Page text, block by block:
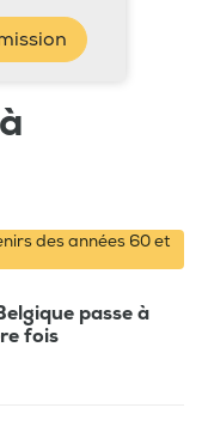
des années 60 et
passe à
fois